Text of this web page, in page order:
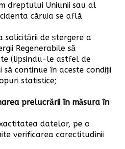
dreptului Uniunii sau al
căruia se află
solicitării de ștergere a
Regenerabile să
(lipsindu-le astfel de
continue în aceste condiții
statistice;
prelucrării în măsura în
datelor, pe o
verificarea corectitudinii